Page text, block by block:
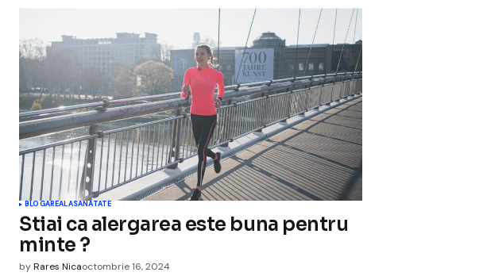
BLOGAREALASANATATE
Stiai ca alergarea este buna pentru
minte ?
byRares Nicaoctombrie 16, 2024